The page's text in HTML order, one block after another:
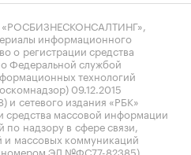
информационного
о регистрации средства
Федеральной службой
технологий
09.12.2015
сетевого издания «РБК»
средства массовой информации
надзору в сфере связи,
массовых коммуникаций
номером ЭЛ №ФС77-82385)